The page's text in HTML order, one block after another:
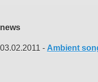
news
03.02.2011 - Ambient